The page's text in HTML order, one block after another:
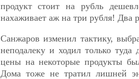
продукт стоит на рубль
нахаживает аж на три рубля! Два
Санжаров изменил тактику,
неподалеку и ходил только
цены на некоторые продукты
Дома тоже не тратил лишней